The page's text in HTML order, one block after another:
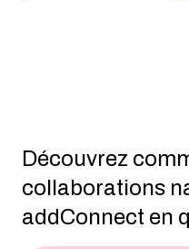
Découvrez
collaborations
addConnect en